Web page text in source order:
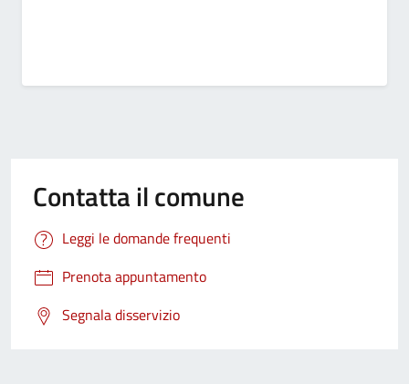
Contatta il comune
Leggi le domande frequenti
Prenota appuntamento
Segnala disservizio